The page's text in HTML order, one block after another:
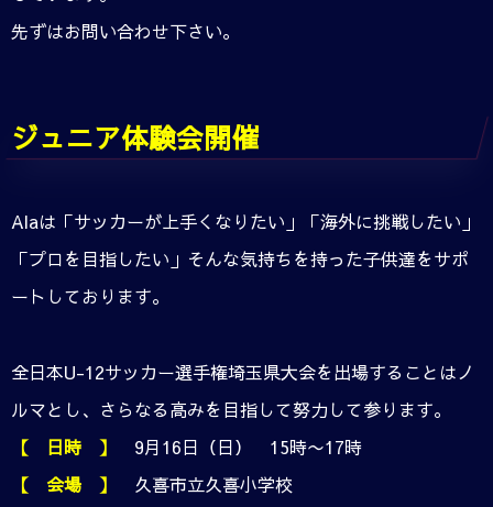
先ずはお問い合わせ下さい。
ジュニア体験会開催
Alaは「サッカーが上手くなりたい」「海外に挑戦したい」
「プロを目指したい」そんな気持ちを持った子供達をサポ
ートしております。
全日本U-12サッカー選手権埼玉県大会を出場することはノ
ルマとし、さらなる高みを目指して努力して参ります。
【 日時 】 9月16日（日） 15時〜17時
【 会場 】 久喜市立久喜小学校